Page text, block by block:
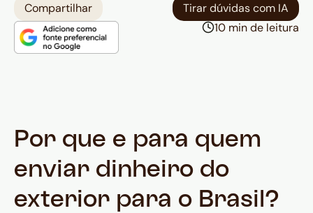
Compartilhar
Tirar dúvidas com IA
10 min de leitura
Por que e para quem
enviar dinheiro do
exterior para o Brasil?